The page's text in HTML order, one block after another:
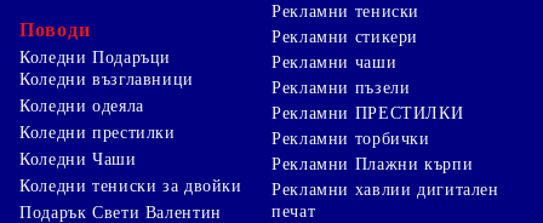
Поводи
Коледни Подаръци
Коледни възглавници
Коледни одеяла
Коледни престилки
Коледни Чаши
Коледни тениски за двойки
Подарък Свети Валентин
Рекламни тениски
Рекламни стикери
Рекламни чаши
Рекламни пъзели
Рекламни ПРЕСТИЛКИ
Рекламни торбички
Рекламни Плажни кърпи
Рекламни хавлии дигитален
печат